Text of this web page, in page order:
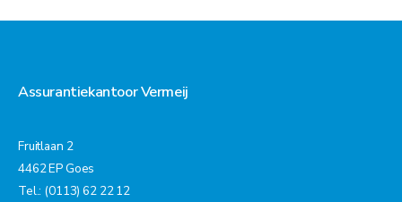
Assurantiekantoor Vermeij
Fruitlaan 2
4462 EP Goes
Tel.: (0113) 62 22 12